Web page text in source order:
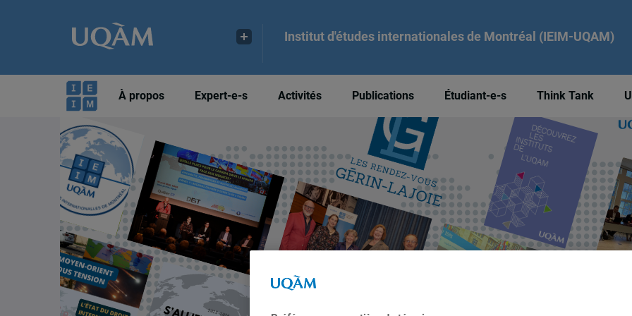
Institut d'études internationales de Montréal (IEIM-UQAM)
À propos Expert-e-s Activités Publications Étudiant-e-s Think Tank